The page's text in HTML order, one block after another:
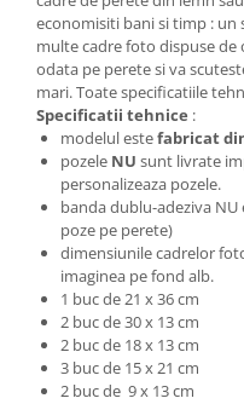
economisiti bani si timp :
multe cadre foto dispuse de
odata pe perete si va
mari. Toate specificatiile
Specificatii tehnice :
modelul estefabricat
pozele NU sunt livrate
personalizeaza pozele.
banda dublu-adeziva
poze pe perete)
dimensiunile cadrelor
imaginea pe fond alb.
1 buc de 21 x 36 cm
2 buc de 30 x 13 cm
2 buc de 18 x 13 cm
3 buc de 15 x 21 cm
2 buc de 9 x 13 cm